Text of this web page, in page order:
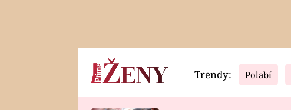
Horoskopy Video
Trendy: Polabí